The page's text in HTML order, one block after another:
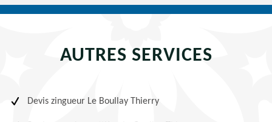
AUTRES SERVICES
Devis zingueur Le Boullay Thierry